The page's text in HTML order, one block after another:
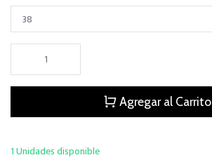
Agregar al Carrito
1 Unidades disponible